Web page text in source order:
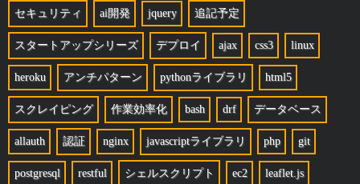
セキュリティ ai開発 jquery 追記予定
スタートアップシリーズ デプロイ ajax css3 linux
heroku アンチパターン pythonライブラリ html5
スクレイピング 作業効率化 bash drf データベース
allauth 認証 nginx javascriptライブラリ php git
postgresql restful シェルスクリプト ec2 leaflet.js